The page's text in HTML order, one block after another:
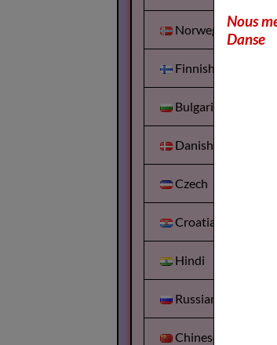
Norwegian
Finnish
Bulgarian
Danish
Czech
Croatian
Hindi
Russian
Chinese
Nous
Danse